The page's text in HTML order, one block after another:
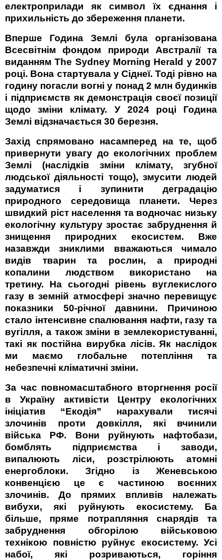
електроприлади як символ їх єднання і
прихильність до збереження планети.
Вперше Година Землі була організована
Всесвітнім фондом природи Австралії та
виданням The Sydney Morning Herald у 2007
році. Вона стартувала у Сіднеї. Тоді рівно на
годину погасли вогні у понад 2 млн будинків
і підприємств як демонстрація своєї позиції
щодо зміни клімату. У 2024 році Година
Землі відзначається 30 березня.
Захід спрямовано насамперед на те, щоб
привернути увагу до екологічних проблем
Землі (наслідків зміни клімату, згубної
людської діяльності тощо), змусити людей
задуматися і зупинити деградацію
природного середовища планети. Через
швидкий ріст населення та водночас низьку
екологічну культуру зростає забруднення й
знищення природних екосистем. Вже
назавжди зниклими вважаються чимало
видів тварин та рослин, а природні
копалини людством використано на
третину. На сьогодні рівень вуглекислого
газу в земній атмосфері значно перевищує
показники 50-річної давнини. Причиною
стало інтенсивне спалювання нафти, газу та
вугілля, а також зміни в землекористуванні,
такі як постійна вирубка лісів. Як наслідок
ми маємо глобальне потепління та
небезпечні кліматичні зміни.
За час повномасштабного вторгнення росії
в Україну активісти Центру екологічних
ініціатив “Екодія” нарахували тисячі
злочинів проти довкілля, які вчинили
війська РФ. Вони руйнують нафтобази,
бомблять підприємства і заводи,
випалюють ліси, розстрілюють атомні
енергоблоки. Згідно із Женевською
конвенцією це є частиною воєнних
злочинів. До прямих впливів належать
вибухи, які руйнують екосистему. Ба
більше, пряме потрапляння снарядів та
забруднення обгорілою військовою
технікою повністю руйнує екосистему. Усі
набої, які розриваються, горіння